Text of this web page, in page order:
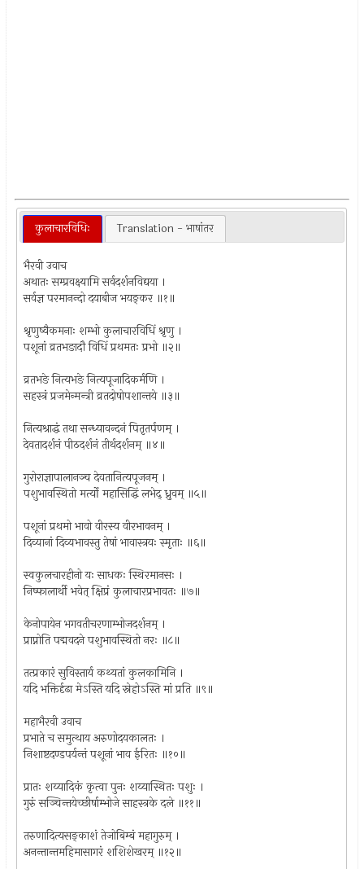
कुलाचारविधिः Translation - भाषांतर
भैरवी उवाच
अथातः सम्प्रवक्ष्यामि सर्वदर्शनविद्यया ।
सर्वज्ञ परमानन्दो दयाबीज भयङ्कर ॥१॥
श्रृणुष्वैकमनाः शम्भो कुलाचारविधिं श्रृणु ।
पशूनां व्रतभङादौ विधिं प्रथमतः प्रभो ॥२॥
व्रतभङे नित्यभङे नित्यपूजादिकर्मणि ।
सहस्त्रं प्रजमेन्मन्त्री व्रतदोषोपशान्तये ॥३॥
नित्यश्राद्धं तथा सन्ध्यावन्दनं पितृतर्पणम् ।
देवतादर्शनं पीठदर्शनं तीर्थदर्शनम् ॥४॥
गुरोराज्ञापालानञ्च देवतानित्यपूजनम् ।
पशुभावस्थितो मर्त्यो महासिद्धिं लभेद् ध्रुवम् ॥५॥
पशूनां प्रथमो भावो वीरस्य वीरभावनम् ।
दिव्यानां दिव्यभावस्तु तेषां भावास्त्रयः स्मृताः ॥६॥
स्वकुलचारहीनो यः साधकः स्थिरमानसः ।
निष्फालार्थी भवेत् क्षिप्रं कुलाचारप्रभावतः ॥७॥
केनोपायेन भगवतीचरणाम्भोजदर्शनम् ।
प्राप्नोति पद्मवदने पशुभावस्थितो नरः ॥८॥
तत्प्रकारं सुविस्तार्य कथ्यतां कुलकामिनि ।
यदि भक्तिर्दृढा मेऽस्ति यदि स्नेहोऽस्ति मां प्रति ॥९॥
महाभैरवी उवाच
प्रभाते च समुत्थाय अरुणोदयकालतः ।
निशाष्टदण्डपर्यन्तं पशूनां भाव ईरितः ॥१०॥
प्रातः शय्यादिकं कृत्वा पुनः शय्यास्थितः पशुः ।
गुरुं सञ्चिन्तयेच्छीर्षाम्भोजे साहस्त्रके दले ॥११॥
तरुणादित्यसङ्काशं तेजोबिम्बं महागुरुम् ।
अनन्तान्तमहिमासागरं शशिशेखरम् ॥१२॥